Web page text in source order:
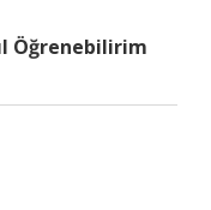
Öğrenebilirim